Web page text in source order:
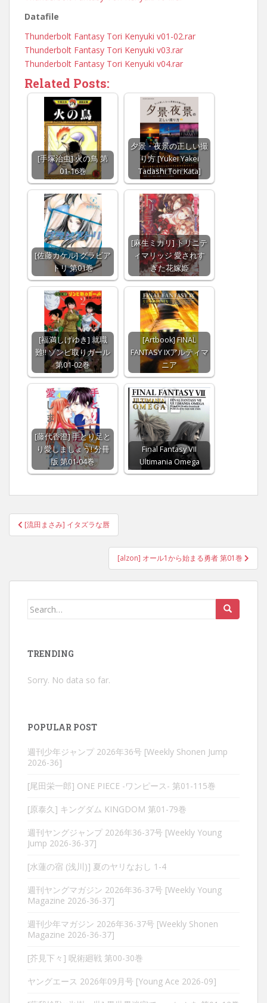
Datafile
Thunderbolt Fantasy Tori Kenyuki v01-02.rar
Thunderbolt Fantasy Tori Kenyuki v03.rar
Thunderbolt Fantasy Tori Kenyuki v04.rar
Related Posts:
[手塚治虫] 火の鳥 第
01-16巻
夕景・夜景の正しい撮
り方 [Yukei Yakei
Tadashi Tori Kata]
[佐藤カケル] グラビア
トリ 第01巻
[麻生ミカリ] トリニテ
ィマリッジ 愛されす
ぎた花嫁姫
[福満しげゆき] 就職
難!! ゾンビ取りガール
第01-02巻
[Artbook] FINAL
FANTASY IXアルティマ
ニア
[藤代香澄] 手とり足と
り愛しましょう! 分冊
版 第01-04巻
Final Fantasy VII
Ultimania Omega
Post
navigation
[流田まさみ] イタズラな唇
[alzon] オール1から始まる勇者 第01巻
Search
TRENDING
Sorry. No data so far.
POPULAR POST
週刊少年ジャンプ 2026年36号 [Weekly Shonen Jump
2026-36]
[尾田栄一郎] ONE PIECE -ワンピース- 第01-115巻
[原泰久] キングダム KINGDOM 第01-79巻
週刊ヤングジャンプ 2026年36-37号 [Weekly Young
Jump 2026-36-37]
[水蓮の宿 (浅川)] 夏のヤリなおし 1-4
週刊ヤングマガジン 2026年36-37号 [Weekly Young
Magazine 2026-36-37]
週刊少年マガジン 2026年36-37号 [Weekly Shonen
Magazine 2026-36-37]
[芥見下々] 呪術廻戦 第00-30巻
ヤングエース 2026年09月号 [Young Ace 2026-09]